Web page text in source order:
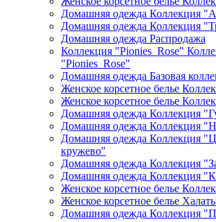
Домашняя одежда Коллекция
Домашняя одежда Коллекция
Домашняя одежда Распродажа
Коллекция "Pionies_Rose"
"Pionies_Rose"
Домашняя одежда Базовая
Женское корсетное белье
Женское корсетное белье
Домашняя одежда Коллекция
Домашняя одежда Коллекция
Домашняя одежда Коллекция
кружево"
Домашняя одежда Коллекция
Домашняя одежда Коллекция
Женское корсетное белье
Женское корсетное белье
Домашняя одежда Коллекция